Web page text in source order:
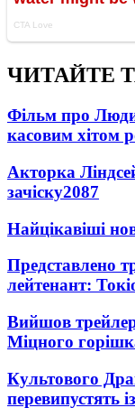
ЧИТАЙТЕ
Фільм про
касовим хітом
Акторка
зачіску2087
Найцікавіші
Представлено
лейтенант:
Вийшов
Міцного
Культового
перевипустять